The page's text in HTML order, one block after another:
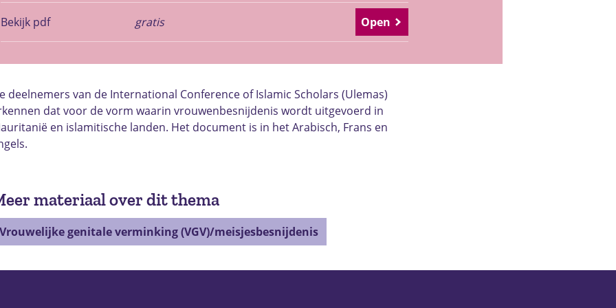
Bekijk pdf gratis Open
deelnemers van de International Conference of Islamic Scholars (Ulemas)
dat voor de vorm waarin vrouwenbesnijdenis wordt uitgevoerd in
en islamitische landen. Het document is in het Arabisch, Frans en
materiaal over dit thema
Vrouwelijke genitale verminking (VGV)/meisjesbesnijdenis